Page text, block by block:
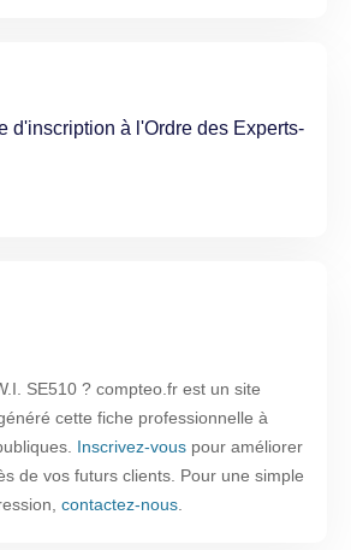
d'inscription à l'Ordre des Experts-
SE510 ? compteo.fr est un site
cette fiche professionnelle à
Inscrivez-vous pour améliorer
de vos futurs clients. Pour une simple
contactez-nous